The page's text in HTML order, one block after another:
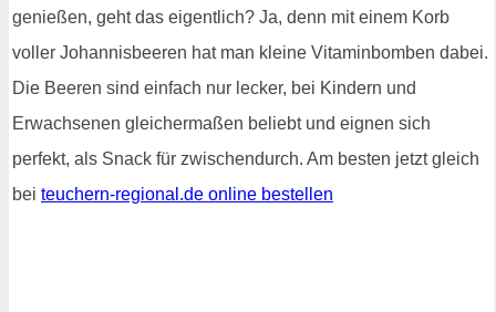
genießen, geht das eigentlich? Ja, denn mit einem Korb
voller Johannisbeeren hat man kleine Vitaminbomben dabei.
Die Beeren sind einfach nur lecker, bei Kindern und
Erwachsenen gleichermaßen beliebt und eignen sich
perfekt, als Snack für zwischendurch. Am besten jetzt gleich
bei teuchern-regional.de online bestellen